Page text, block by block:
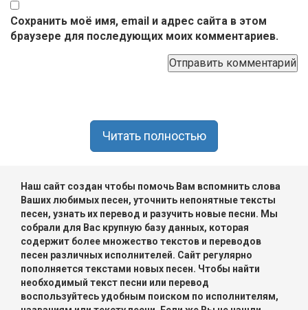
Сохранить моё имя, email и адрес сайта в этом
браузере для последующих моих комментариев.
Читать полностью
Наш сайт создан чтобы помочь Вам вспомнить слова
Ваших любимых песен, уточнить непонятные тексты
песен, узнать их перевод и разучить новые песни. Мы
собрали для Вас крупную базу данных, которая
содержит более множество текстов и переводов
песен различных исполнителей. Сайт регулярно
пополняется текстами новых песен. Чтобы найти
необходимый текст песни или перевод
воспользуйтесь удобным поиском по исполнителям,